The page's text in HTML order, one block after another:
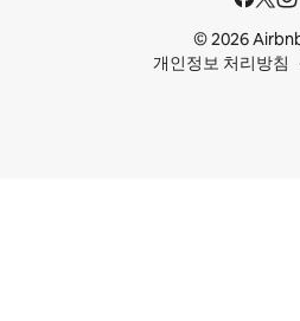
© 2026
개인정보 처리방침